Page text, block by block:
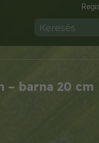
– barna 20 cm